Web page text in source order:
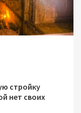
стройку
нет своих